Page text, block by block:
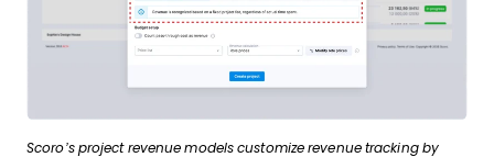
Scoro’s project revenue models customize revenue tracking by